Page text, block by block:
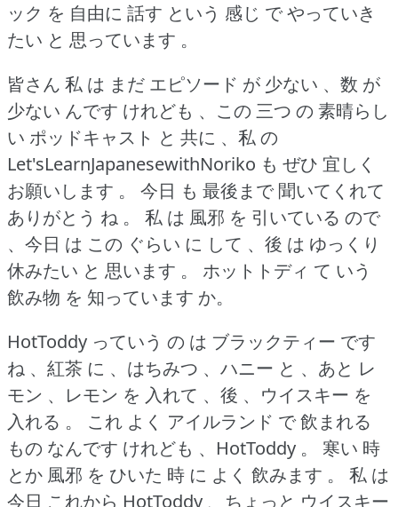
ック を 自由に 話す という 感じ で やっていき
たい と 思っています 。
皆さん 私 は まだ エピソード が 少ない 、数 が
少ない んです けれども 、この 三つ の 素晴らし
い ポッドキャスト と 共に 、私 の
Let'sLearnJapanesewithNoriko も ぜひ 宜しく
お願いします 。
今日 も 最後まで 聞いてくれて
ありがとう ね 。
私 は 風邪 を 引いている ので
、今日 は この ぐらい に して 、後 は ゆっくり
休みたい と 思います 。
ホットトディ て いう
飲み物 を 知っています か。
HotToddy っていう の は ブラックティー です
ね 、紅茶 に 、はちみつ 、ハニー と 、あと レ
モン 、レモン を 入れて 、後 、ウイスキー を
入れる 。
これ よく アイルランド で 飲まれる
もの なんです けれども 、HotToddy 。
寒い 時
とか 風邪 を ひいた 時 に よく 飲みます 。
私 は
今日 これから HotToddy 、ちょっと ウイスキー